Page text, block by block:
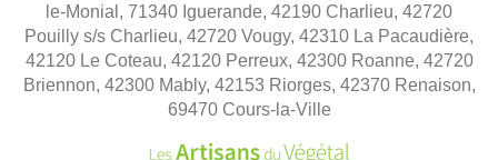
le-Monial, 71340 Iguerande, 42190 Charlieu, 42720
Pouilly s/s Charlieu, 42720 Vougy, 42310 La Pacaudière,
42120 Le Coteau, 42120 Perreux, 42300 Roanne, 42720
Briennon, 42300 Mably, 42153 Riorges, 42370 Renaison,
69470 Cours-la-Ville